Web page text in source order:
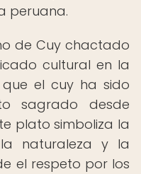
peruana.
de Cuy chactado
cultural en la
el cuy ha sido
sagrado desde
plato simboliza la
naturaleza y la
el respeto por los